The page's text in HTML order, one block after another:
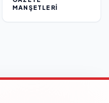
MANŞETLERI